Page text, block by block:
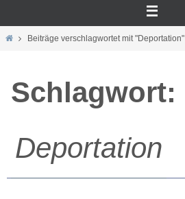
StartBeiträge verschlagwortet mit "Deportation"
Schlagwort:
Deportation